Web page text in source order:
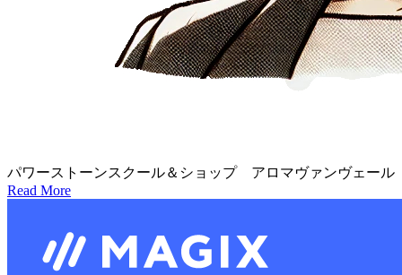
パワーストーンスクール＆ショップ アロマヴァンヴェール
Read More